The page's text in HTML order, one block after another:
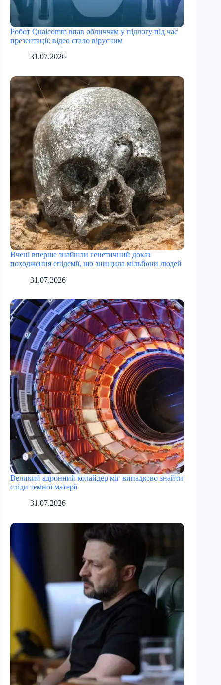
Робот Qualcomm впав обличчям у підлогу під час
презентації: відео стало вірусним
31.07.2026
Вчені вперше знайшли генетичний доказ
походження епідемії, що знищила мільйони людей
31.07.2026
Великий адронний колайдер міг випадково знайти
сліди темної матерії
31.07.2026